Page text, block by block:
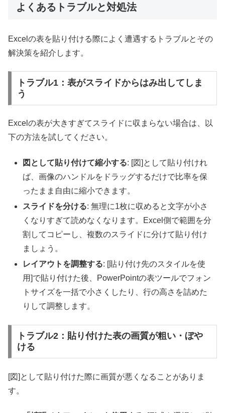
よくあるトラブルと対処法
Excelの表を貼り付ける際によく遭遇するトラブルとその
解決策を紹介します。
トラブル1：表がスライドからはみ出してしま
う
Excelの表が大きすぎてスライドに収まらない場合は、以
下の方法を試してください。
図として貼り付けて縮小する: [図]として貼り付けれ
ば、画像のハンドルをドラッグするだけで比率を保
ったまま自由に縮小できます。
スライドを分ける: 無理に1枚に収めると文字が小さ
くなりすぎて読めなくなります。Excel側で範囲を分
割してコピーし、複数のスライドに分けて貼り付け
ましょう。
レイアウトを調整する: [貼り付け先のスタイルを使
用]で貼り付けた後、PowerPointの表ツールでフォン
トサイズを一括で小さくしたり、行の高さを詰めた
りして調整します。
トラブル2：貼り付けた表の画質が粗い・ぼや
ける
[図]として貼り付けた際に画質が悪くなることがありま
す。